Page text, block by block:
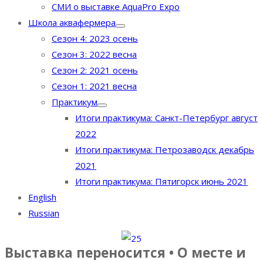
СМИ о выставке AquaPro Expo
Школа аквафермера
Сезон 4: 2023 осень
Сезон 3: 2022 весна
Сезон 2: 2021 осень
Сезон 1: 2021 весна
Практикум
Итоги практикума: Санкт-Петербург август
2022
Итоги практикума: Петрозаводск декабрь
2021
Итоги практикума: Пятигорск июнь 2021
English
Russian
Выставка переносится • О месте и